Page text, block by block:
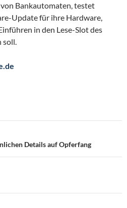
Bankautomaten, testet
Update für ihre Hardware,
in den Lese-Slot des
soll.
Details auf Opferfang